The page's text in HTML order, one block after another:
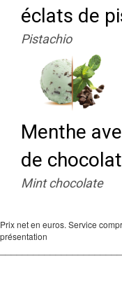
éclats de
Pistachio
Menthe
de
Mint chocolate
Prix net en euros. Service
présentation